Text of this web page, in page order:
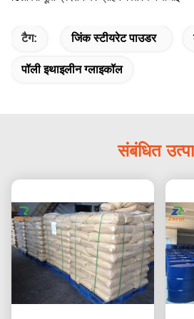
टैग: जिंक स्टीयरेट पाउडर
पॉली इथाइलीन ग्लाइकॉल
संबंधित